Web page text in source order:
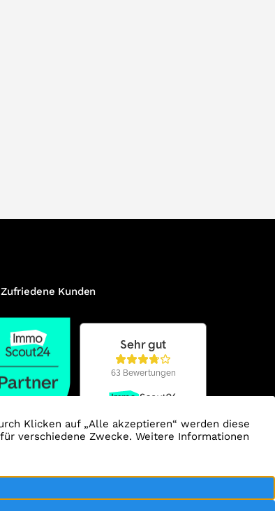
Zufriedene Kunden